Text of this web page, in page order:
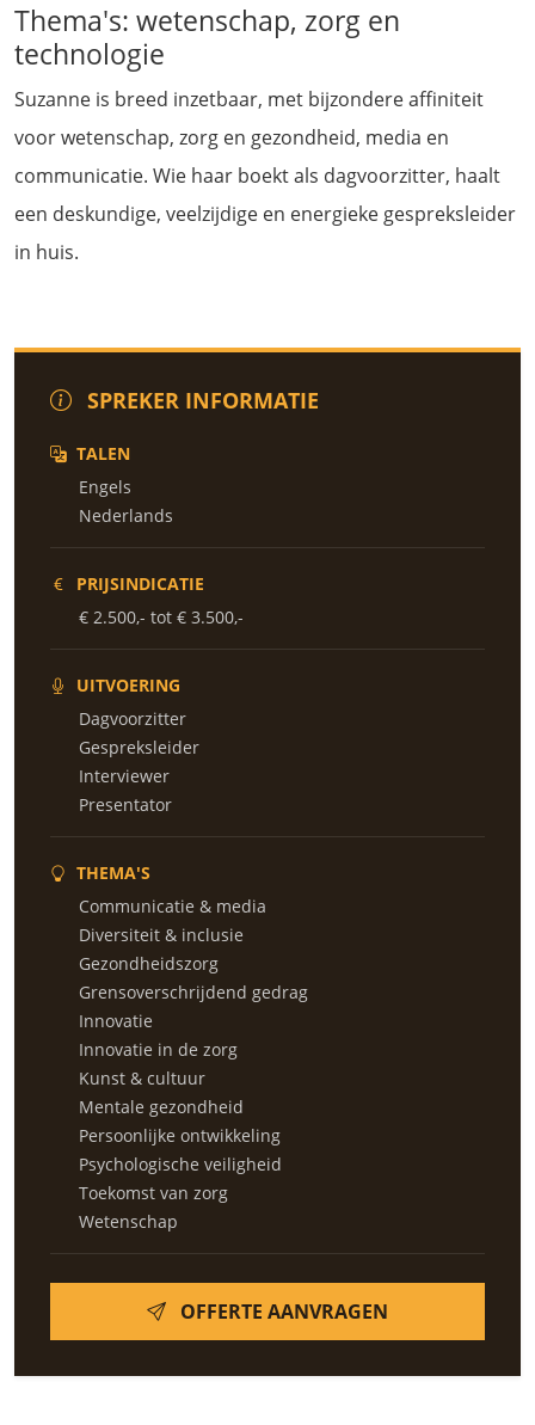
Thema's: wetenschap, zorg en
technologie
Suzanne is breed inzetbaar, met bijzondere affiniteit
voor wetenschap, zorg en gezondheid, media en
communicatie. Wie haar boekt als dagvoorzitter, haalt
een deskundige, veelzijdige en energieke gespreksleider
in huis.
SPREKER INFORMATIE
TALEN
Engels
Nederlands
PRIJSINDICATIE
€ 2.500,- tot € 3.500,-
UITVOERING
Dagvoorzitter
Gespreksleider
Interviewer
Presentator
THEMA'S
Communicatie & media
Diversiteit & inclusie
Gezondheidszorg
Grensoverschrijdend gedrag
Innovatie
Innovatie in de zorg
Kunst & cultuur
Mentale gezondheid
Persoonlijke ontwikkeling
Psychologische veiligheid
Toekomst van zorg
Wetenschap
OFFERTE AANVRAGEN